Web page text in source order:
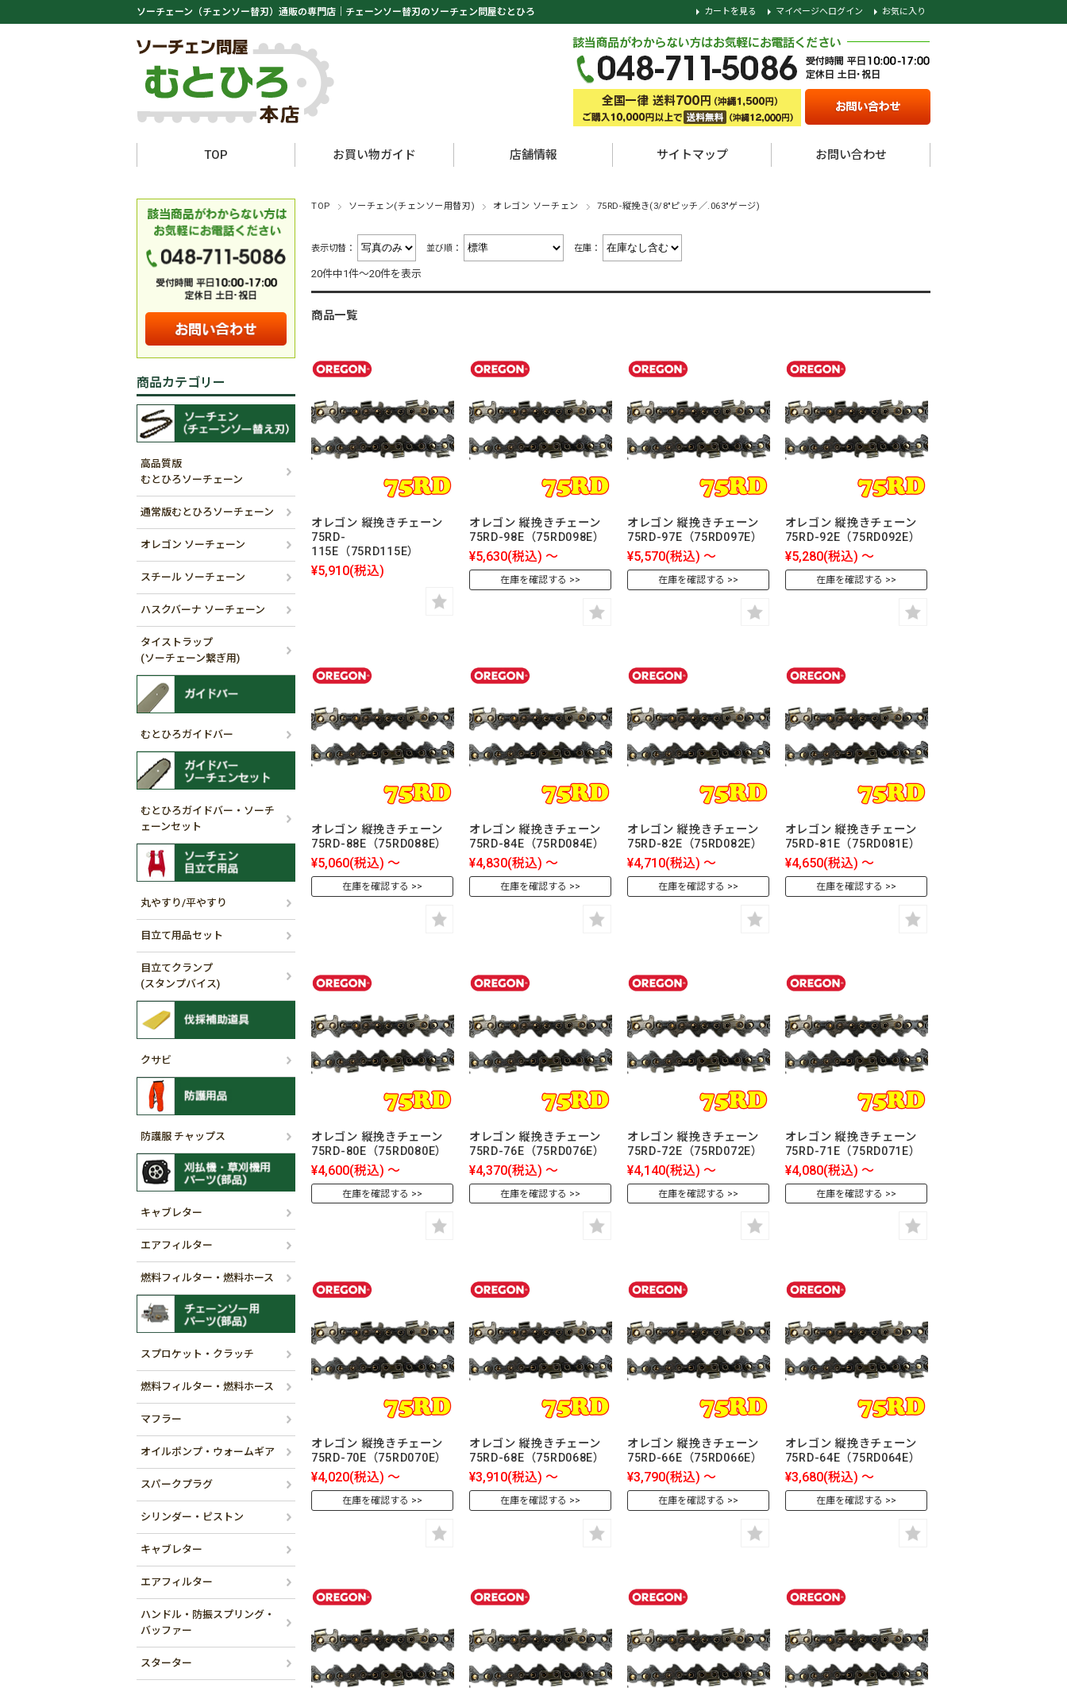
ソーチェーン（チェンソー替刃）通販の専門店｜ チェーンソー替刃のソーチェン問屋むとひろ カートを見る マイページへログイン お気に入り
TOP お買い物ガイド 店舗情報 サイトマップ お問い合わせ
TOP ソーチェン(チェンソー用替刃) オレゴン ソーチェン 75RD-縦挽き(3/8"ピッチ／.063"ゲージ)
表示切替： 並び順： 在庫：
20件中1件～20件を表示
商品一覧
オレゴン 縦挽きチェーン
75RD-
115E（75RD115E）
¥5,910(税込)
オレゴン 縦挽きチェーン
75RD-98E（75RD098E）
¥5,630(税込) ～
在庫を確認する
オレゴン 縦挽きチェーン
75RD-97E（75RD097E）
¥5,570(税込) ～
在庫を確認する
オレゴン 縦挽きチェーン
75RD-92E（75RD092E）
¥5,280(税込) ～
在庫を確認する
オレゴン 縦挽きチェーン
75RD-88E（75RD088E）
¥5,060(税込) ～
在庫を確認する
オレゴン 縦挽きチェーン
75RD-84E（75RD084E）
¥4,830(税込) ～
在庫を確認する
オレゴン 縦挽きチェーン
75RD-82E（75RD082E）
¥4,710(税込) ～
在庫を確認する
オレゴン 縦挽きチェーン
75RD-81E（75RD081E）
¥4,650(税込) ～
在庫を確認する
オレゴン 縦挽きチェーン
75RD-80E（75RD080E）
¥4,600(税込) ～
在庫を確認する
オレゴン 縦挽きチェーン
75RD-76E（75RD076E）
¥4,370(税込) ～
在庫を確認する
オレゴン 縦挽きチェーン
75RD-72E（75RD072E）
¥4,140(税込) ～
在庫を確認する
オレゴン 縦挽きチェーン
75RD-71E（75RD071E）
¥4,080(税込) ～
在庫を確認する
オレゴン 縦挽きチェーン
75RD-70E（75RD070E）
¥4,020(税込) ～
在庫を確認する
オレゴン 縦挽きチェーン
75RD-68E（75RD068E）
¥3,910(税込) ～
在庫を確認する
オレゴン 縦挽きチェーン
75RD-66E（75RD066E）
¥3,790(税込) ～
在庫を確認する
オレゴン 縦挽きチェーン
75RD-64E（75RD064E）
¥3,680(税込) ～
在庫を確認する
商品カテゴリー
高品質版
むとひろソーチェーン
通常版むとひろソーチェーン
オレゴン ソーチェーン
スチール ソーチェーン
ハスクバーナ ソーチェーン
タイストラップ
(ソーチェーン繋ぎ用)
むとひろガイドバー
むとひろガイドバー・ソーチ
ェーンセット
丸やすり/平やすり
目立て用品セット
目立てクランプ
(スタンプバイス)
クサビ
防護服 チャップス
キャブレター
エアフィルター
燃料フィルター・燃料ホース
スプロケット・クラッチ
燃料フィルター・燃料ホース
マフラー
オイルポンプ・ウォームギア
スパークプラグ
シリンダー・ピストン
キャブレター
エアフィルター
ハンドル・防振スプリング・
バッファー
スターター